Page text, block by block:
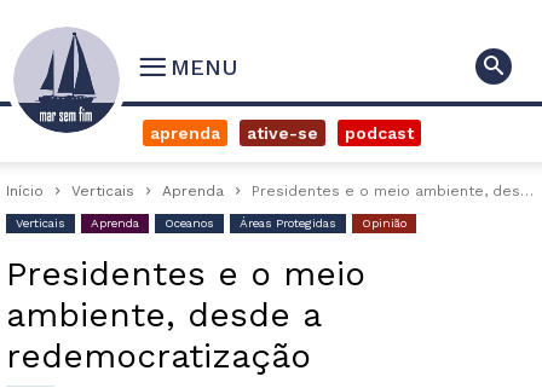
MENU
aprenda ative-se podcast
Início Verticais Aprenda Presidentes e o meio ambiente, desde a redemocratização
Verticais Aprenda Oceanos Áreas Protegidas Opinião
Presidentes e o meio
ambiente, desde a
redemocratização